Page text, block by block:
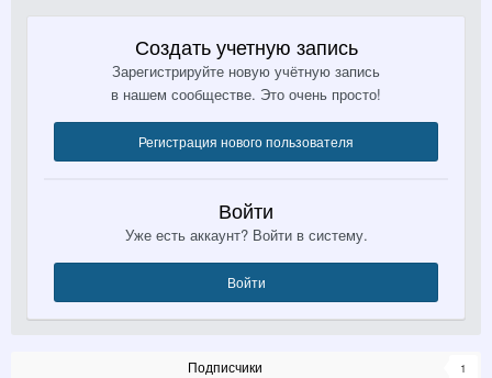
Создать учетную запись
Зарегистрируйте новую учётную запись
в нашем сообществе. Это очень просто!
Регистрация нового пользователя
Войти
Уже есть аккаунт? Войти в систему.
Войти
Подписчики 1